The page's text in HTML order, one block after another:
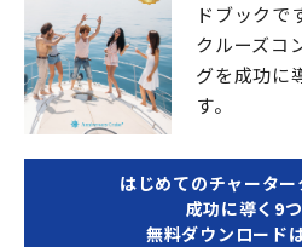
ドブックで
クルーズコ
グを成功に
す。
はじめてのチャータ
成功に導く9
無料ダウンロード